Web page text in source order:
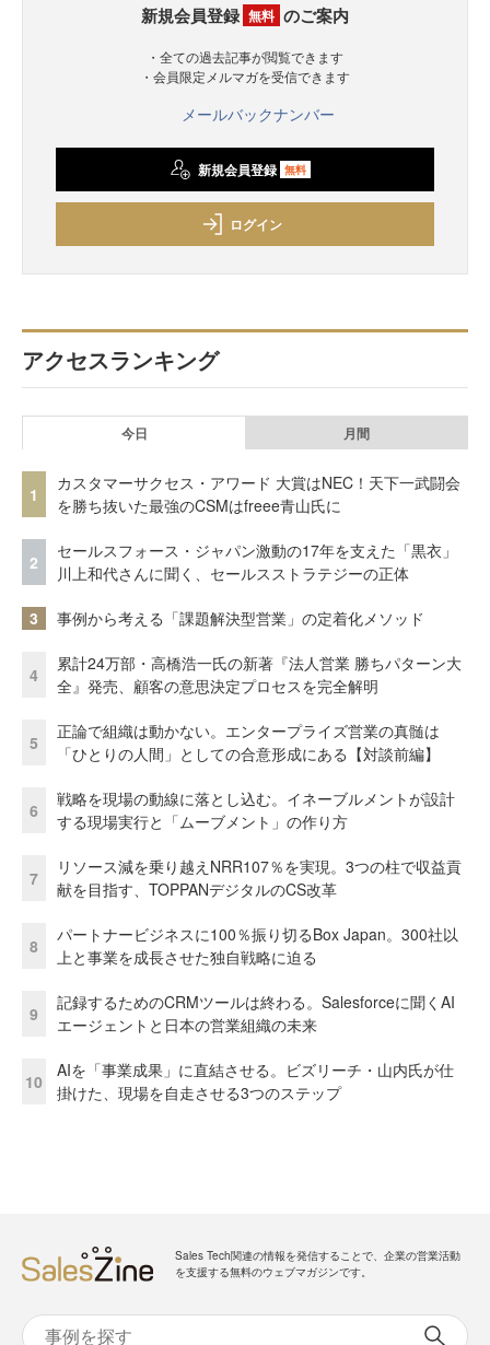
新規会員登録 無料 のご案内
・全ての過去記事が閲覧できます
・会員限定メルマガを受信できます
メールバックナンバー
新規会員登録 無料
ログイン
アクセスランキング
今日 月間
1
カスタマーサクセス・アワード 大賞はNEC！天下一武闘会
を勝ち抜いた最強のCSMはfreee青山氏に
2
セールスフォース・ジャパン激動の17年を支えた「黒衣」
川上和代さんに聞く、セールスストラテジーの正体
3 事例から考える「課題解決型営業」の定着化メソッド
4
累計24万部・高橋浩一氏の新著『法人営業 勝ちパターン大
全』発売、顧客の意思決定プロセスを完全解明
5
正論で組織は動かない。エンタープライズ営業の真髄は
「ひとりの人間」としての合意形成にある【対談前編】
6
戦略を現場の動線に落とし込む。イネーブルメントが設計
する現場実行と「ムーブメント」の作り方
7
リソース減を乗り越えNRR107％を実現。3つの柱で収益貢
献を目指す、TOPPANデジタルのCS改革
8
パートナービジネスに100％振り切るBox Japan。300社以
上と事業を成長させた独自戦略に迫る
9
記録するためのCRMツールは終わる。Salesforceに聞くAI
エージェントと日本の営業組織の未来
10
AIを「事業成果」に直結させる。ビズリーチ・山内氏が仕
掛けた、現場を自走させる3つのステップ
Sales Tech関連の情報を発信することで、企業の営業活動
を支援する無料のウェブマガジンです。